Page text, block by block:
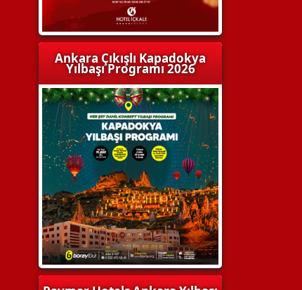
Ankara Çıkışlı Kapadokya
Yılbaşı Programı 2026